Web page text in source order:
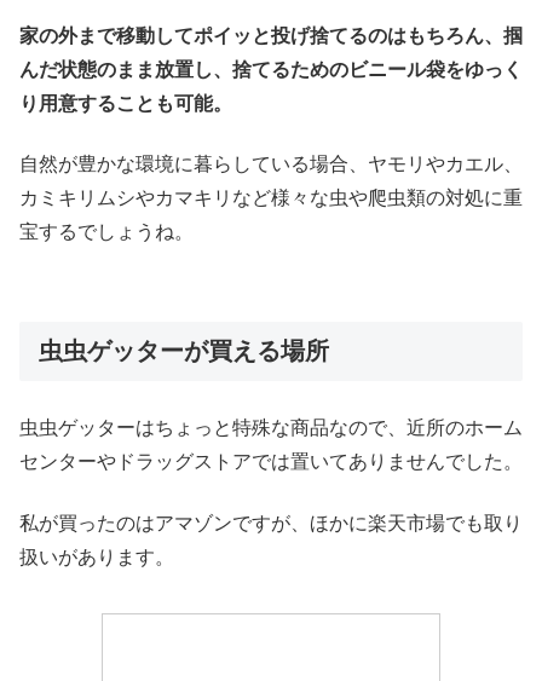
家の外まで移動してポイッと投げ捨てるのはもちろん、掴
んだ状態のまま放置し、捨てるためのビニール袋をゆっく
り用意することも可能。
自然が豊かな環境に暮らしている場合、ヤモリやカエル、
カミキリムシやカマキリなど様々な虫や爬虫類の対処に重
宝するでしょうね。
虫虫ゲッターが買える場所
虫虫ゲッターはちょっと特殊な商品なので、近所のホーム
センターやドラッグストアでは置いてありませんでした。
私が買ったのはアマゾンですが、ほかに楽天市場でも取り
扱いがあります。